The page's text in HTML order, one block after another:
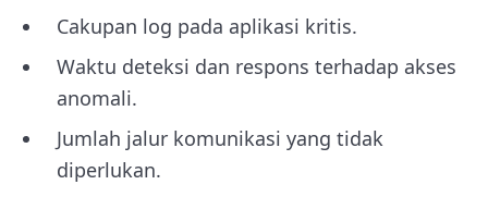
Cakupan log pada aplikasi kritis.
Waktu deteksi dan respons terhadap akses
anomali.
Jumlah jalur komunikasi yang tidak
diperlukan.